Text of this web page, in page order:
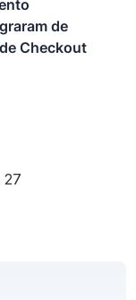
de
Checkout
27